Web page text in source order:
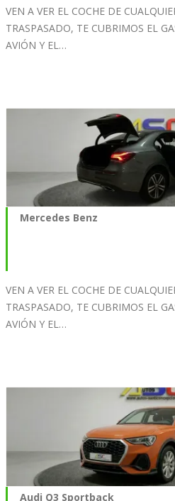
VEN A VER EL COCHE DE
TRASPASADO, TE CUBRIMOS EL
AVIÓN Y EL…
Mercedes Benz
VEN A VER EL COCHE DE
TRASPASADO, TE CUBRIMOS EL
AVIÓN Y EL…
Audi Q3 Sportback